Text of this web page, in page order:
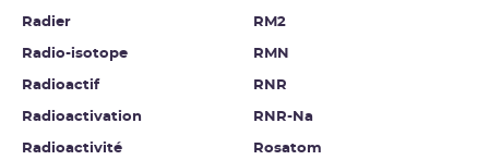
Radier
Radio-isotope
Radioactif
Radioactivation
Radioactivité
RM2
RMN
RNR
RNR-Na
Rosatom